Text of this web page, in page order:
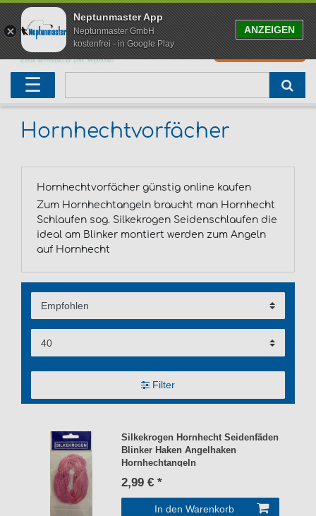
☰
Hornhechtvorfächer
Hornhechtvorfächer günstig online kaufen
Zum Hornhechtangeln braucht man Hornhecht
Schlaufen sog. Silkekrogen Seidenschlaufen die
ideal am Blinker montiert werden zum Angeln
auf Hornhecht
Filter
Silkekrogen Hornhecht Seidenfäden
Blinker Haken Angelhaken
Hornhechtangeln
2,99 € *
In den Warenkorb
Neu eingetroffen
Angelset
Geschenke für Angler
Karpfenruten
Freilaufrollen
Karpfenmontagen
Karpfenliege
Abhakmatte
weitere
Raubfischrute
Köderfischrute
Köderfischsenke
Raubfischkescher
weitere
Forellenruten
Forellenposen
Forellenköder
Wallerruten
Wallerrolle
Wallerköder
weitere
Meeresruten
Meeresrollen
Meerforellenköder
weitere
Matchruten
Feederrollen
Futterkorb
Trollingruten
Bootsrutenhalter
weitere
FOX
Westin Fishing
Zeck Fishing
Black Cat
weitere
Neptunmaster App
Neptunmaster GmbH
kostenfrei - in Google Play
ANZEIGEN